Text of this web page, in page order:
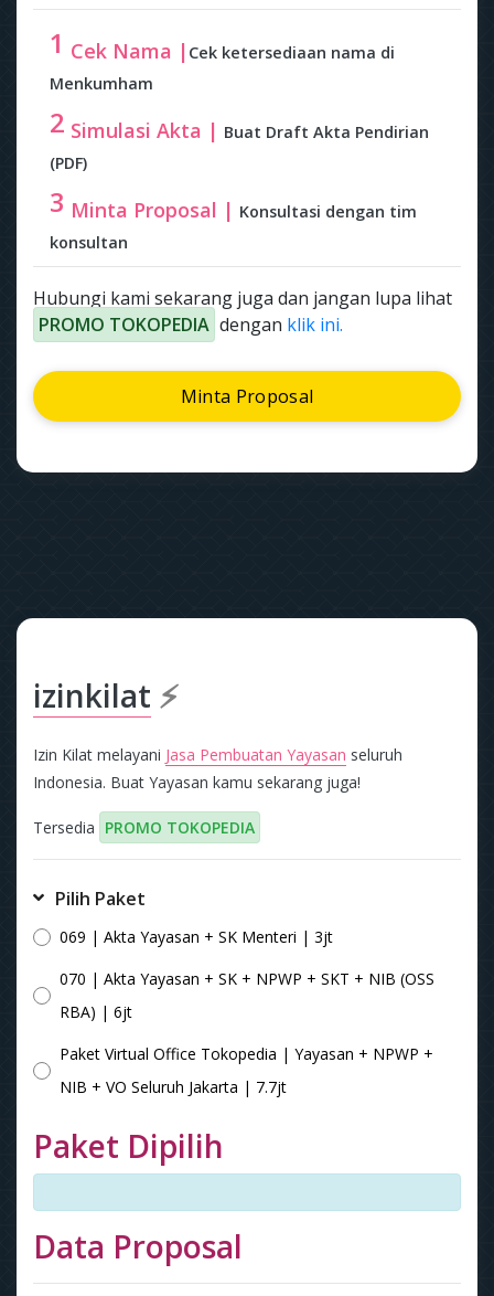
1 Cek Nama | Cek ketersediaan nama di
Menkumham
2 Simulasi Akta | Buat Draft Akta Pendirian
(PDF)
3 Minta Proposal | Konsultasi dengan tim
konsultan
Hubungi kami sekarang juga dan jangan lupa lihat
PROMO TOKOPEDIA dengan klik ini.
Minta Proposal
izinkilat ⚡
Izin Kilat melayani Jasa Pembuatan Yayasan seluruh
Indonesia. Buat Yayasan kamu sekarang juga!
Tersedia PROMO TOKOPEDIA
Pilih Paket
069 | Akta Yayasan + SK Menteri | 3jt
070 | Akta Yayasan + SK + NPWP + SKT + NIB (OSS
RBA) | 6jt
Paket Virtual Office Tokopedia | Yayasan + NPWP +
NIB + VO Seluruh Jakarta | 7.7jt
Paket Dipilih
Data Proposal